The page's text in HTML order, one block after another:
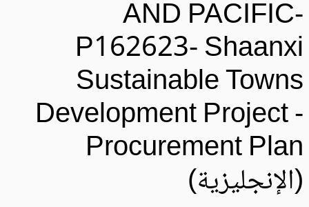
AND
P162623-
Sustainable
Development Project
Procurement